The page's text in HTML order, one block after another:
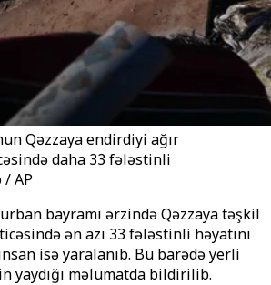
Qəzzaya endirdiyi ağır
daha 33 fələstinli
/ AP
bayramı ərzində Qəzzaya təşkil
ən azı 33 fələstinli həyatını
isə yaralanıb. Bu barədə yerli
yaydığı məlumatda bildirilib.